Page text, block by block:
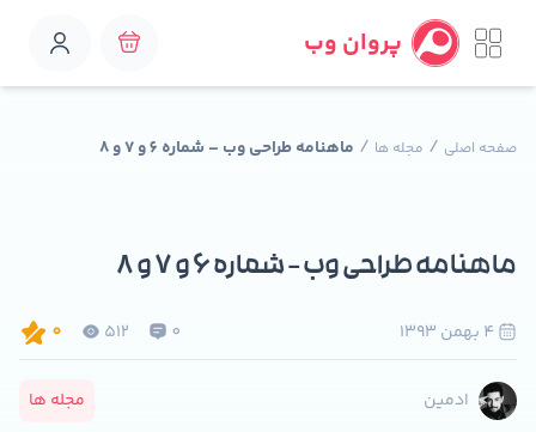
پروان وب
صفحه اصلی / مجله ها / ماهنامه طراحی وب – شماره 6 و 7 و 8
0
512
0
ماهنامه طراحی وب – شماره 6 و 7 و 8
ادمین مجله ها